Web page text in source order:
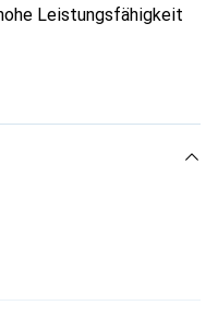
Leistungsfähigkeit